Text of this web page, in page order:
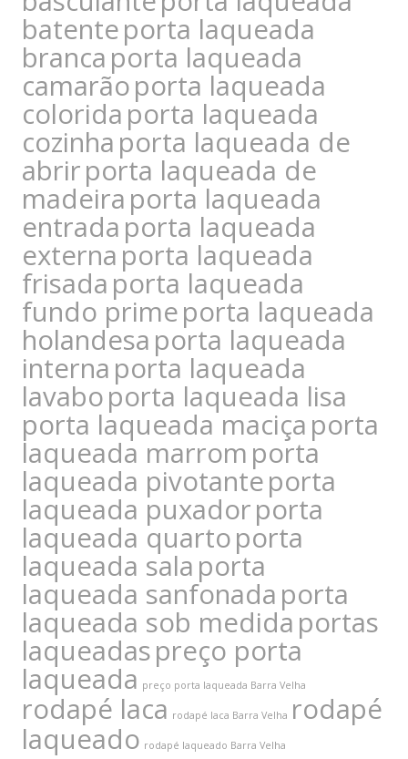
batenteporta laqueada
branca porta laqueada
camarãoporta laqueada
colorida porta laqueada
cozinha porta laqueada de
abrirporta laqueada de
madeira porta laqueada
entrada porta laqueada
externa porta laqueada
frisada porta laqueada
fundo primeporta laqueada
holandesa porta laqueada
interna porta laqueada
lavaboporta laqueada lisa
porta laqueada maciça porta
laqueada marrom porta
laqueada pivotanteporta
laqueada puxadorporta
laqueada quartoporta
laqueada sala porta
laqueada sanfonada porta
laqueada sob medida portas
laqueadaspreço porta
laqueada preço porta laqueada Barra Velha
rodapé laca rodapé laca Barra Velha rodapé
laqueado rodapé laqueado Barra Velha